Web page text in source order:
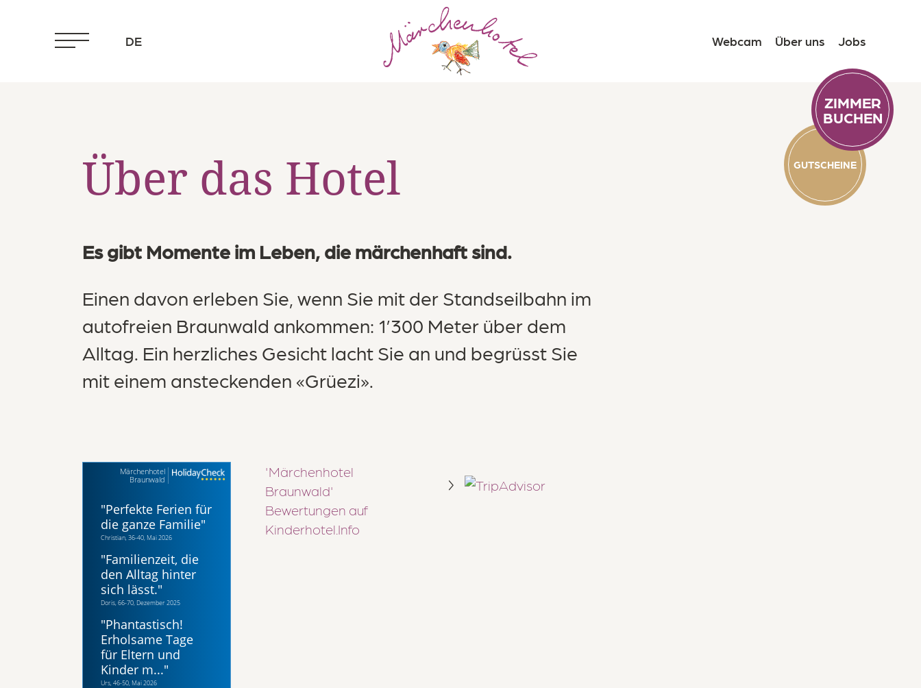
DE Webcam Über uns Jobs
ZIMMER
BUCHEN
GUTSCHEINE
Zimmer
Badewelt
Aktivitäten
Über uns
Kontakt & Anreise
Dorfstrasse 24, 8784 Braunwald
Über das Hotel
Es gibt Momente im Leben, die märchenhaft sind.
Einen davon erleben Sie, wenn Sie mit der Standseilbahn im
autofreien Braunwald ankommen: 1’300 Meter über dem
Alltag. Ein herzliches Gesicht lacht Sie an und begrüsst Sie
mit einem ansteckenden «Grüezi».
Märchenhotel
Braunwald
"Perfekte Ferien für
die ganze Familie"
Christian, 36-40, Mai 2026
"Familienzeit, die
den Alltag hinter
sich lässt."
Doris, 66-70, Dezember 2025
"Phantastisch!
Erholsame Tage
für Eltern und
Kinder m..."
Urs, 46-50, Mai 2026
'Märchenhotel
Braunwald'
Bewertungen auf
Kinderhotel.Info